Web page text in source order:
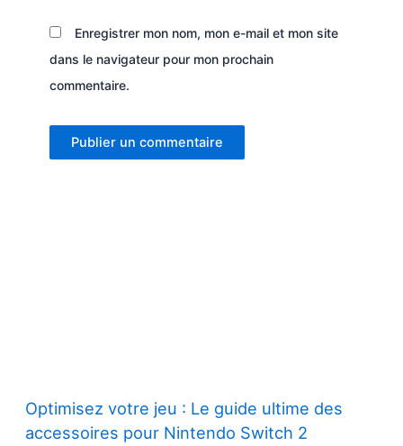
Enregistrer mon nom, mon e-mail et mon site
dans le navigateur pour mon prochain
commentaire.
Optimisez votre jeu : Le guide ultime des
accessoires pour Nintendo Switch 2